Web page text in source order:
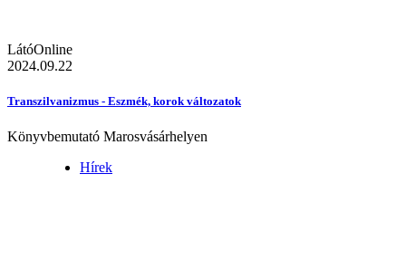
LátóOnline
2024.09.22
Transzilvanizmus - Eszmék, korok változatok
Könyvbemutató Marosvásárhelyen
Hírek